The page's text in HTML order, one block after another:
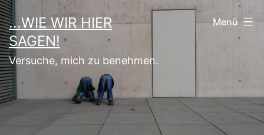
Zum
Inhalt
springen
...WIE WIR HIER
SAGEN!
Versuche, mich zu benehmen.
Menü